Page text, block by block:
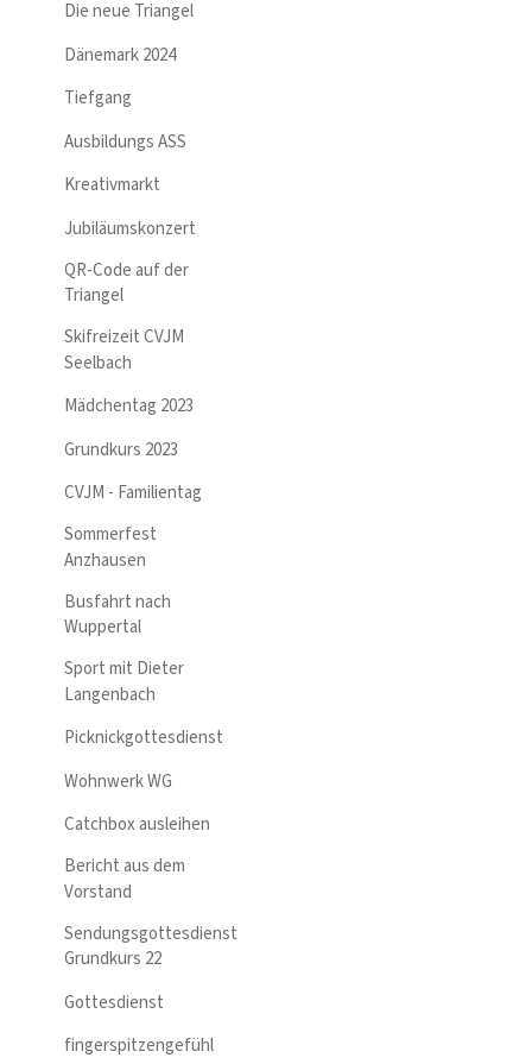
Die neue Triangel
Dänemark 2024
Tiefgang
Ausbildungs ASS
Kreativmarkt
Jubiläumskonzert
QR-Code auf der
Triangel
Skifreizeit CVJM
Seelbach
Mädchentag 2023
Grundkurs 2023
CVJM - Familientag
Sommerfest
Anzhausen
Busfahrt nach
Wuppertal
Sport mit Dieter
Langenbach
Picknickgottesdienst
Wohnwerk WG
Catchbox ausleihen
Bericht aus dem
Vorstand
Sendungsgottesdienst
Grundkurs 22
Gottesdienst
fingerspitzengefühl